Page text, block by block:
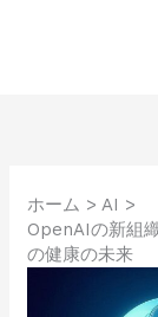
ホーム
AI
OpenAIの新組
の健康の未来